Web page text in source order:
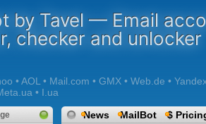
by Tavel — Email
checker and unlocker
• AOL • Mail.com • GMX • Web.de •
• I.ua
News MailBot
$